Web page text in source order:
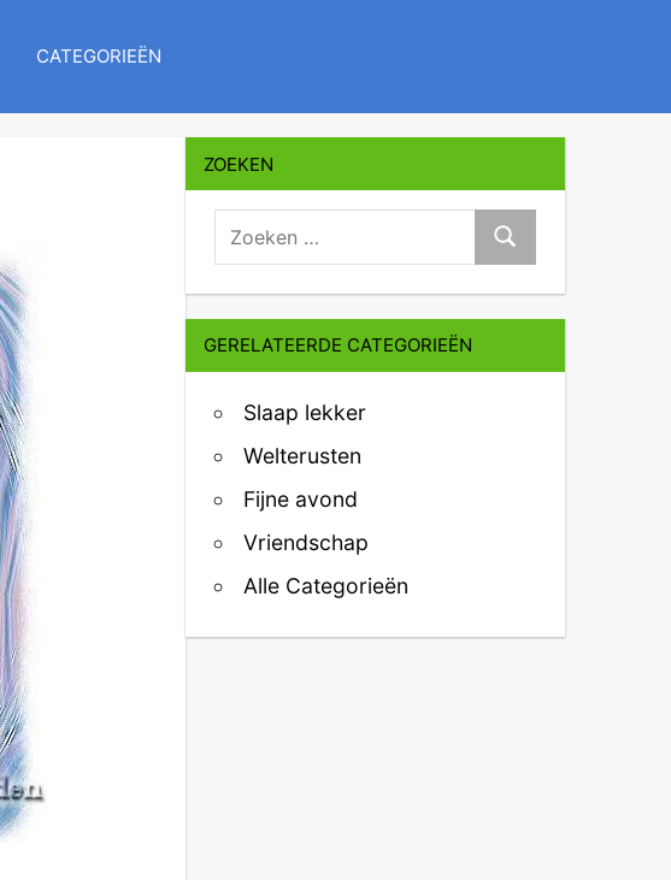
CATEGORIEËN
ZOEKEN
zoeken:
Zoeken
GERELATEERDE CATEGORIEËN
Slaap lekker
Welterusten
Fijne avond
Vriendschap
Alle Categorieën